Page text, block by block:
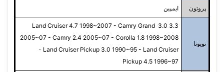
پروتون ایمپین
تویوتا
Land Cruiser 4.7 1998~2007 - Camry Grand 3.0 3.3
2005~07 - Camry 2.4 2005~07 - Corolla 1.8 1998~2008
- Land Cruiser Pickup 3.0 1990~95 - Land Cruiser
Pickup 4.5 1996~97